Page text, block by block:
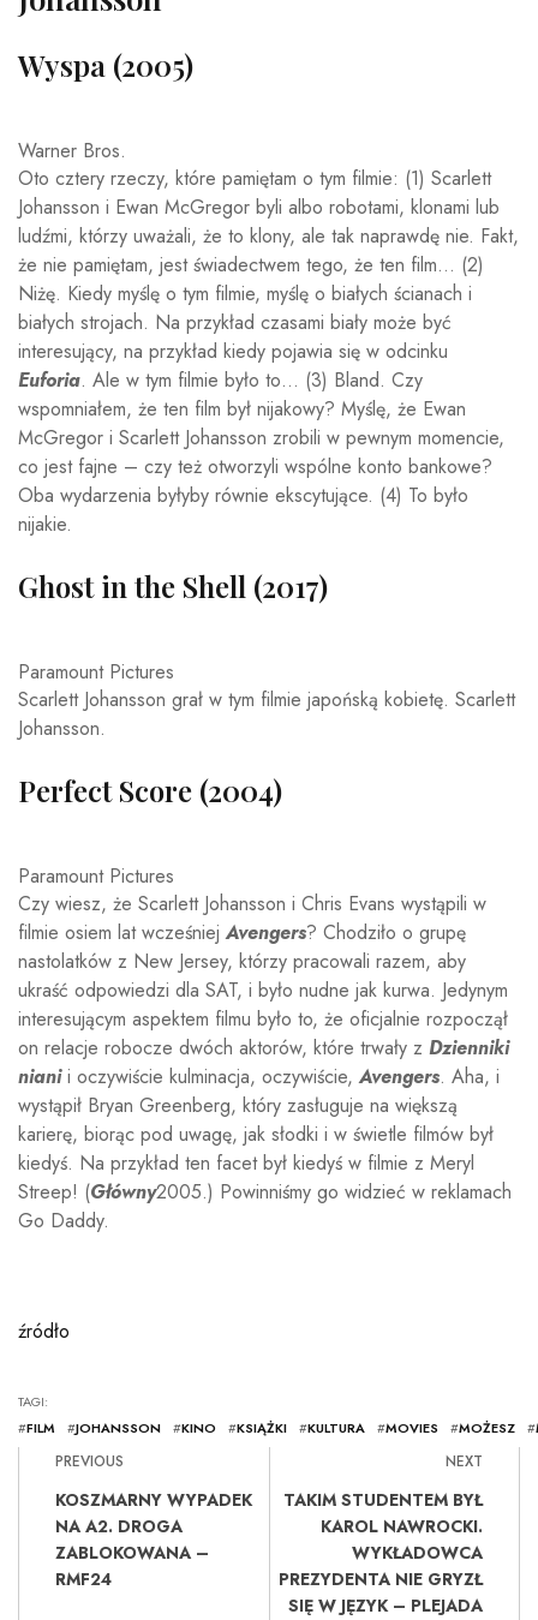
Wyspa (2005)
Warner Bros.
Oto cztery rzeczy, które pamiętam o tym filmie: (1) Scarlett
Johansson i Ewan McGregor byli albo robotami, klonami lub
ludźmi, którzy uważali, że to klony, ale tak naprawdę nie. Fakt,
że nie pamiętam, jest świadectwem tego, że ten film… (2)
Niżę. Kiedy myślę o tym filmie, myślę o białych ścianach i
białych strojach. Na przykład czasami biały może być
interesujący, na przykład kiedy pojawia się w odcinku
Euforia. Ale w tym filmie było to… (3) Bland. Czy
wspomniałem, że ten film był nijakowy? Myślę, że Ewan
McGregor i Scarlett Johansson zrobili w pewnym momencie,
co jest fajne – czy też otworzyli wspólne konto bankowe?
Oba wydarzenia byłyby równie ekscytujące. (4) To było
nijakie.
Ghost in the Shell (2017)
Paramount Pictures
Scarlett Johansson grał w tym filmie japońską kobietę. Scarlett
Johansson.
Perfect Score (2004)
Paramount Pictures
Czy wiesz, że Scarlett Johansson i Chris Evans wystąpili w
filmie osiem lat wcześniejAvengers? Chodziło o grupę
nastolatków z New Jersey, którzy pracowali razem, aby
ukraść odpowiedzi dla SAT, i było nudne jak kurwa. Jedynym
interesującym aspektem filmu było to, że oficjalnie rozpoczął
on relacje robocze dwóch aktorów, które trwały z Dzienniki
nianii oczywiście kulminacja, oczywiście,Avengers. Aha, i
wystąpił Bryan Greenberg, który zasługuje na większą
karierę, biorąc pod uwagę, jak słodki i w świetle filmów był
kiedyś. Na przykład ten facet był kiedyś w filmie z Meryl
Streep! (Główny2005.) Powinniśmy go widzieć w reklamach
Go Daddy.
źródło
TAGI:
#FILM #JOHANSSON #KINO #KSIĄŻKI #KULTURA #MOVIES #MOŻESZ #
PREVIOUS
KOSZMARNY WYPADEK
NA A2. DROGA
ZABLOKOWANA –
RMF24
NEXT
TAKIM STUDENTEM BYŁ
KAROL NAWROCKI.
WYKŁADOWCA
PREZYDENTA NIE GRYZŁ
SIĘ W JĘZYK – PLEJADA